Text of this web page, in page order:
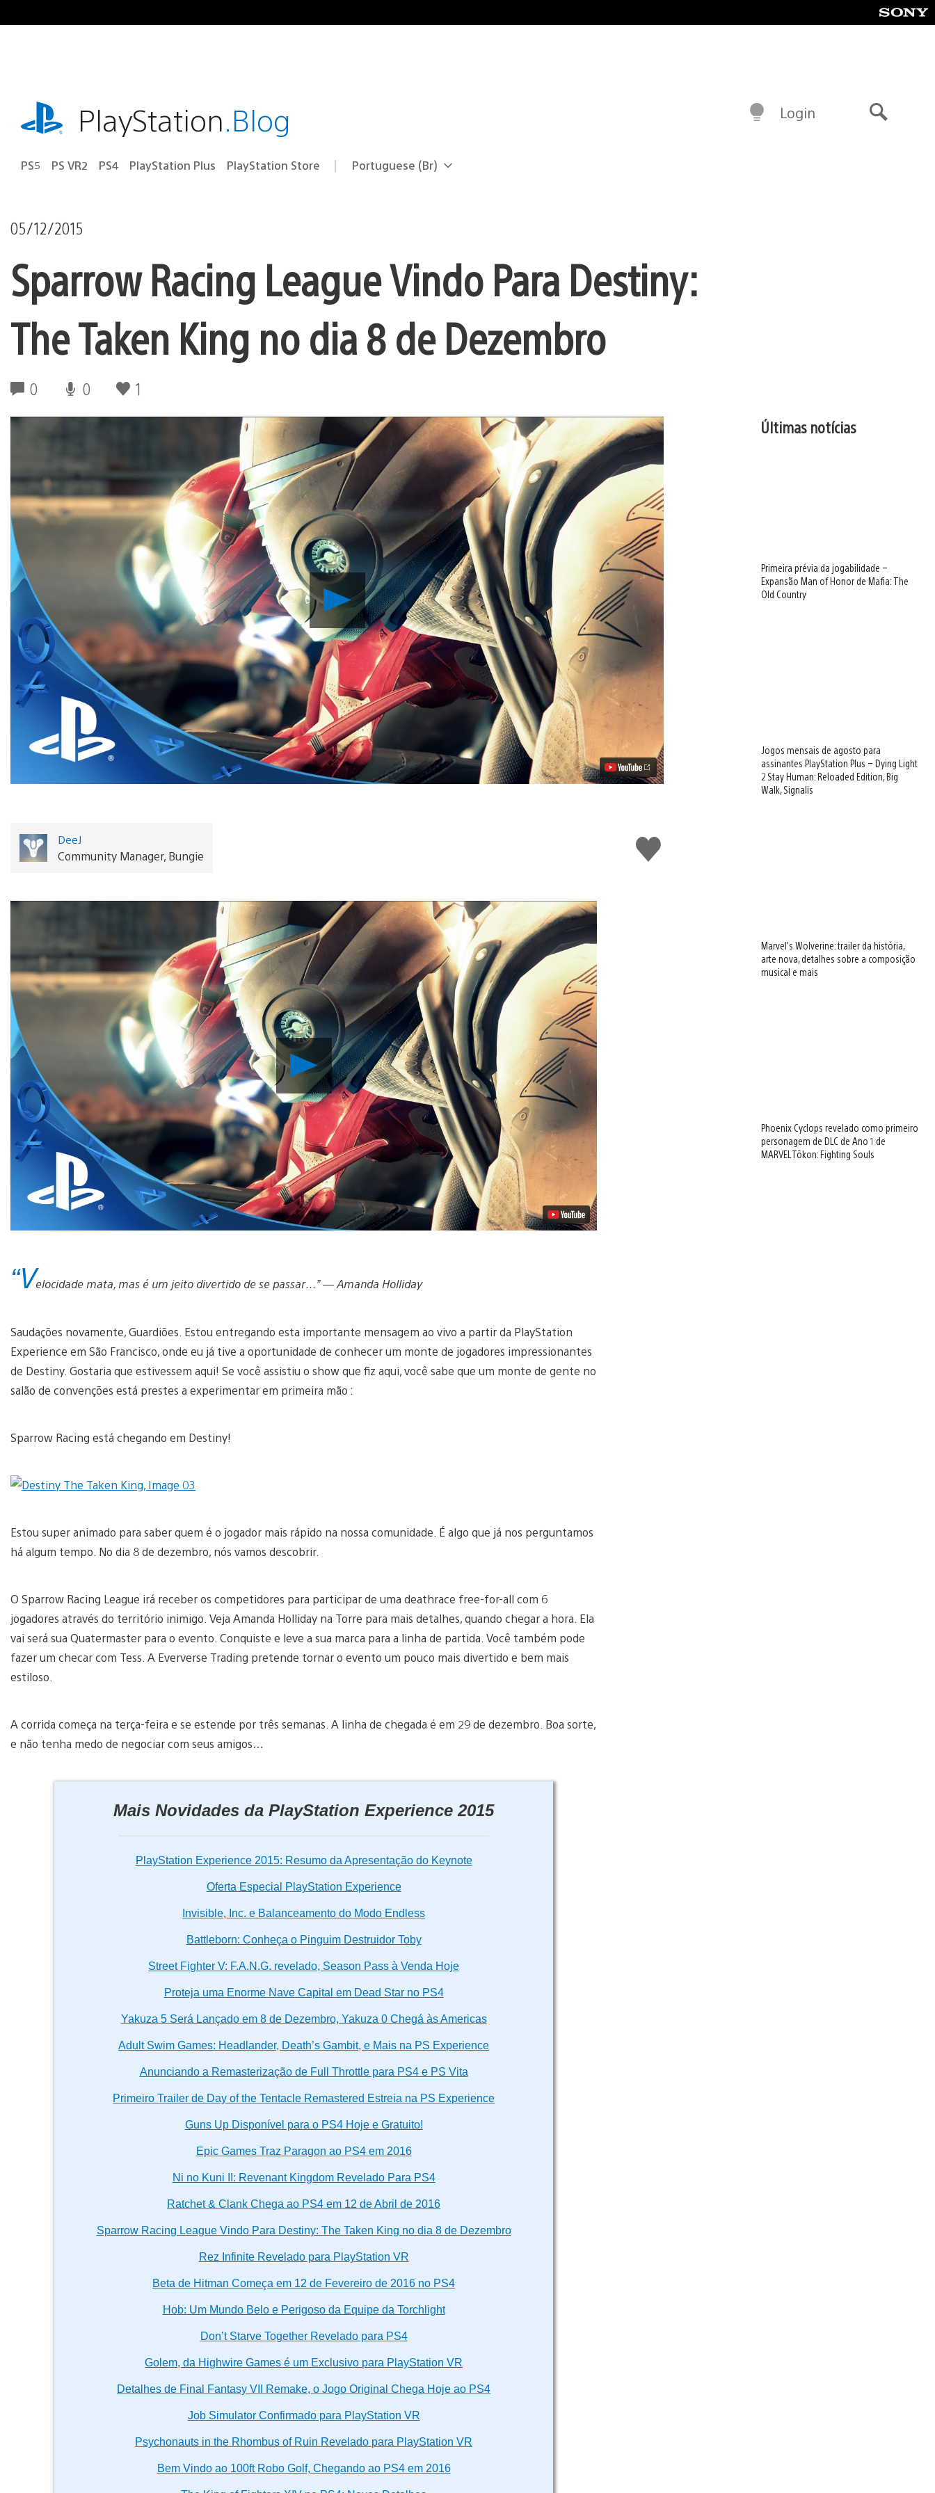
para
playstation.comPlayStation.Blog
PS5 PS VR2 PS4 PlayStation Plus PlayStation Store Selecione
Região
Portuguese (Br)
Login
05/12/2015
Sparrow Racing League Vindo Para Destiny:
The Taken King no dia 8 de Dezembro
0 0 1
Reproduzir
Sparrow
Racing
League
Vindo
Para
Destiny:
The
Taken
King
no
dia
8
de
Dezembro
Vídeo
Curtir
DeeJ
Community Manager, Bungie
Reproduzir
Vídeo
“Velocidade mata, mas é um jeito divertido de se passar…” — Amanda Holliday
Saudações novamente, Guardiões. Estou entregando esta importante mensagem ao vivo a partir da PlayStation
Experience em São Francisco, onde eu já tive a oportunidade de conhecer um monte de jogadores impressionantes
de Destiny. Gostaria que estivessem aqui! Se você assistiu o show que fiz aqui, você sabe que um monte de gente no
salão de convenções está prestes a experimentar em primeira mão :
Sparrow Racing está chegando em Destiny!
Estou super animado para saber quem é o jogador mais rápido na nossa comunidade. É algo que já nos perguntamos
há algum tempo. No dia 8 de dezembro, nós vamos descobrir.
O Sparrow Racing League irá receber os competidores para participar de uma deathrace free-for-all com 6
jogadores através do território inimigo. Veja Amanda Holliday na Torre para mais detalhes, quando chegar a hora. Ela
vai será sua Quatermaster para o evento. Conquiste e leve a sua marca para a linha de partida. Você também pode
fazer um checar com Tess. A Eververse Trading pretende tornar o evento um pouco mais divertido e bem mais
estiloso.
A corrida começa na terça-feira e se estende por três semanas. A linha de chegada é em 29 de dezembro. Boa sorte,
e não tenha medo de negociar com seus amigos…
Mais Novidades da PlayStation Experience 2015
PlayStation Experience 2015: Resumo da Apresentação do Keynote
Oferta Especial PlayStation Experience
Invisible, Inc. e Balanceamento do Modo Endless
Battleborn: Conheça o Pinguim Destruidor Toby
Street Fighter V: F.A.N.G. revelado, Season Pass à Venda Hoje
Proteja uma Enorme Nave Capital em Dead Star no PS4
Yakuza 5 Será Lançado em 8 de Dezembro, Yakuza 0 Chegá às Americas
Adult Swim Games: Headlander, Death’s Gambit, e Mais na PS Experience
Anunciando a Remasterização de Full Throttle para PS4 e PS Vita
Primeiro Trailer de Day of the Tentacle Remastered Estreia na PS Experience
Guns Up Disponível para o PS4 Hoje e Gratuito!
Epic Games Traz Paragon ao PS4 em 2016
Ni no Kuni II: Revenant Kingdom Revelado Para PS4
Ratchet & Clank Chega ao PS4 em 12 de Abril de 2016
Sparrow Racing League Vindo Para Destiny: The Taken King no dia 8 de Dezembro
Rez Infinite Revelado para PlayStation VR
Beta de Hitman Começa em 12 de Fevereiro de 2016 no PS4
Hob: Um Mundo Belo e Perigoso da Equipe da Torchlight
Don’t Starve Together Revelado para PS4
Golem, da Highwire Games é um Exclusivo para PlayStation VR
Detalhes de Final Fantasy VII Remake, o Jogo Original Chega Hoje ao PS4
Job Simulator Confirmado para PlayStation VR
Psychonauts in the Rhombus of Ruin Revelado para PlayStation VR
Bem Vindo ao 100ft Robo Golf, Chegando ao PS4 em 2016
Últimas notícias
Primeira prévia da jogabilidade –
Expansão Man of Honor de Mafia: The
Old Country
Jogos mensais de agosto para
assinantes PlayStation Plus – Dying Light
2 Stay Human: Reloaded Edition, Big
Walk, Signalis
Marvel’s Wolverine: trailer da história,
arte nova, detalhes sobre a composição
musical e mais
Phoenix Cyclops revelado como primeiro
personagem de DLC de Ano 1 de
MARVEL Tōkon: Fighting Souls